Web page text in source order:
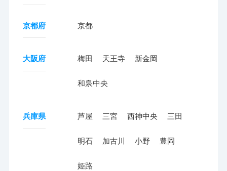
京都府 京都
大阪府 梅田 天王寺 新金岡
和泉中央
兵庫県 芦屋 三宮 西神中央 三田
明石 加古川 小野 豊岡
姫路